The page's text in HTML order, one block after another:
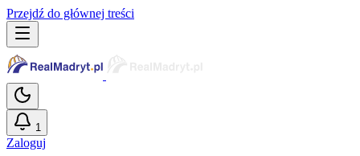
Przejdź do głównej treści
1
Zaloguj